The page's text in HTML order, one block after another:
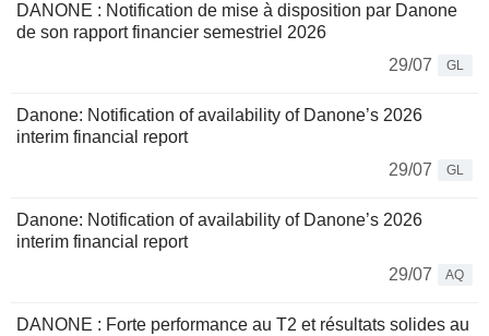
DANONE : Notification de mise à disposition par Danone
de son rapport financier semestriel 2026
29/07
GL
Danone: Notification of availability of Danone’s 2026
interim financial report
29/07
GL
Danone: Notification of availability of Danone’s 2026
interim financial report
29/07
AQ
DANONE : Forte performance au T2 et résultats solides au